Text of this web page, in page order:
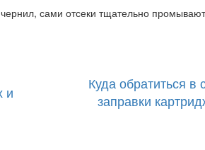
сами отсеки тщательно
и
Куда обратиться в
заправки